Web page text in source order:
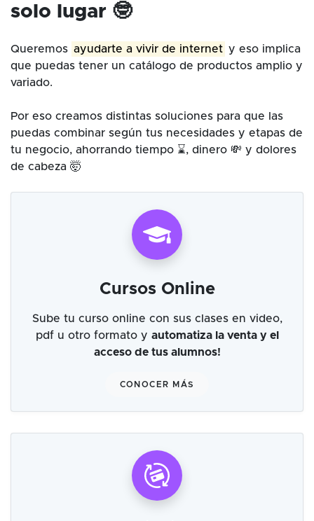
solo lugar 🤓
Queremos ayudarte a vivir de internet y eso implica
que puedas tener un catálogo de productos amplio y
variado.
Por eso creamos distintas soluciones para que las
puedas combinar según tus necesidades y etapas de
tu negocio, ahorrando tiempo ⌛, dinero 💸 y dolores
de cabeza 🤯
Cursos Online
Sube tu curso online con sus clases en video,
pdf u otro formato y automatiza la venta y el
acceso de tus alumnos!
CONOCER MÁS